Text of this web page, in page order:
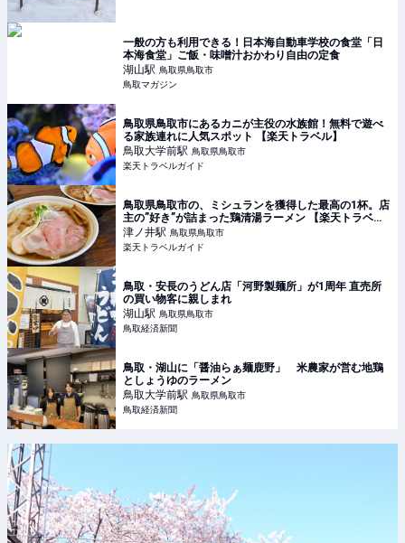
一般の方も利用できる！日本海自動車学校の食堂「日
本海食堂」ご飯・味噌汁おかわり自由の定食
湖山駅 鳥取県鳥取市
鳥取マガジン
鳥取県鳥取市にあるカニが主役の水族館！無料で遊べ
る家族連れに人気スポット 【楽天トラベル】
鳥取大学前駅 鳥取県鳥取市
楽天トラベルガイド
鳥取県鳥取市の、ミシュランを獲得した最高の1杯。店
主の”好き”が詰まった鶏清湯ラーメン 【楽天トラベ
ル】
津ノ井駅 鳥取県鳥取市
楽天トラベルガイド
鳥取・安長のうどん店「河野製麺所」が1周年 直売所
の買い物客に親しまれ
湖山駅 鳥取県鳥取市
鳥取経済新聞
鳥取・湖山に「醤油らぁ麺鹿野」 米農家が営む地鶏
としょうゆのラーメン
鳥取大学前駅 鳥取県鳥取市
鳥取経済新聞